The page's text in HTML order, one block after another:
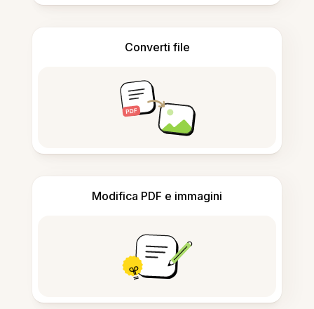
Converti file
Modifica PDF e immagini